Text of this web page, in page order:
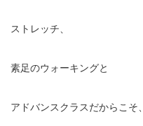
ストレッチ、
素足のウォーキングと
アドバンスクラスだからこ